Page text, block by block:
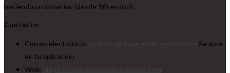
haciendo un donativo (desde 1€) en Kofi.
Contacto
Correo electrónico:
Se abre
en tu aplicación
Web: